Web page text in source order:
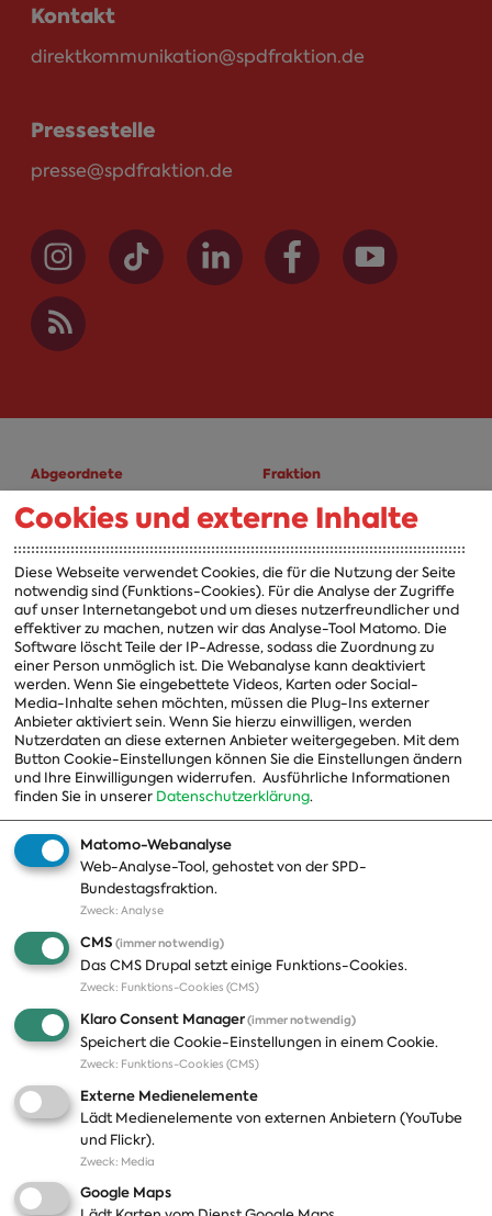
Kontakt
direktkommunikation@spdfraktion.de
Pressestelle
presse@spdfraktion.de
Abgeordnete
A-Z
Fraktion
Fraktion
Vorsitzender
Vorstand
Arbeitsgruppen
Ausschussvorsitzende
Beauftragte
Landesgruppen
Organisation
Themen
Positionen
Publikationen
Presse
Fotos
Pressekontakt
Termine
Jobs und Ausbildung
Häufige Fragen
Podcast
Abonnements
Aktualisierungen
Cookies und externe Inhalte
Diese Webseite verwendet Cookies, die für die Nutzung der Seite
notwendig sind (Funktions-Cookies). Für die Analyse der Zugriffe
auf unser Internetangebot und um dieses nutzerfreundlicher und
effektiver zu machen, nutzen wir das Analyse-Tool Matomo. Die
Software löscht Teile der IP-Adresse, sodass die Zuordnung zu
einer Person unmöglich ist. Die Webanalyse kann deaktiviert
werden. Wenn Sie eingebettete Videos, Karten oder Social-
Media-Inhalte sehen möchten, müssen die Plug-Ins externer
Anbieter aktiviert sein. Wenn Sie hierzu einwilligen, werden
Nutzerdaten an diese externen Anbieter weitergegeben. Mit dem
Button Cookie-Einstellungen können Sie die Einstellungen ändern
und Ihre Einwilligungen widerrufen. Ausführliche Informationen
finden Sie in unserer Datenschutzerklärung.
Matomo-Webanalyse
Web-Analyse-Tool, gehostet von der SPD-
Bundestagsfraktion.
Zweck: Analyse
CMS (immer notwendig)
Das CMS Drupal setzt einige Funktions-Cookies.
Zweck: Funktions-Cookies (CMS)
Klaro Consent Manager(immer notwendig)
Speichert die Cookie-Einstellungen in einem Cookie.
Zweck: Funktions-Cookies (CMS)
Externe Medienelemente
Lädt Medienelemente von externen Anbietern (YouTube
und Flickr).
Zweck: Media
Google Maps